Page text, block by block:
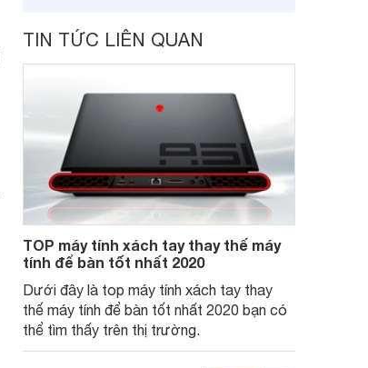
TIN TỨC LIÊN QUAN
TOP máy tính xách tay thay thế máy
tính để bàn tốt nhất 2020
Dưới đây là top máy tính xách tay thay
thế máy tính để bàn tốt nhất 2020 bạn có
thể tìm thấy trên thị trường.